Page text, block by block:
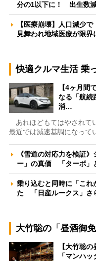
分の1以下に！ 出生数
【医療崩壊】人口減少
見舞われ地域医療が限
快適クルマ生活 乗
【4ヶ月間
なる「航続
消…
あれほどもてはやされて
最近では減速基調になって
《雪道の対応力を検証
ー」の真価 「ターボ」
乗り込むと同時に「これ
た 「日産ルークス」さ
大竹聡の「昼酒御免
【大竹聡
「マンハ